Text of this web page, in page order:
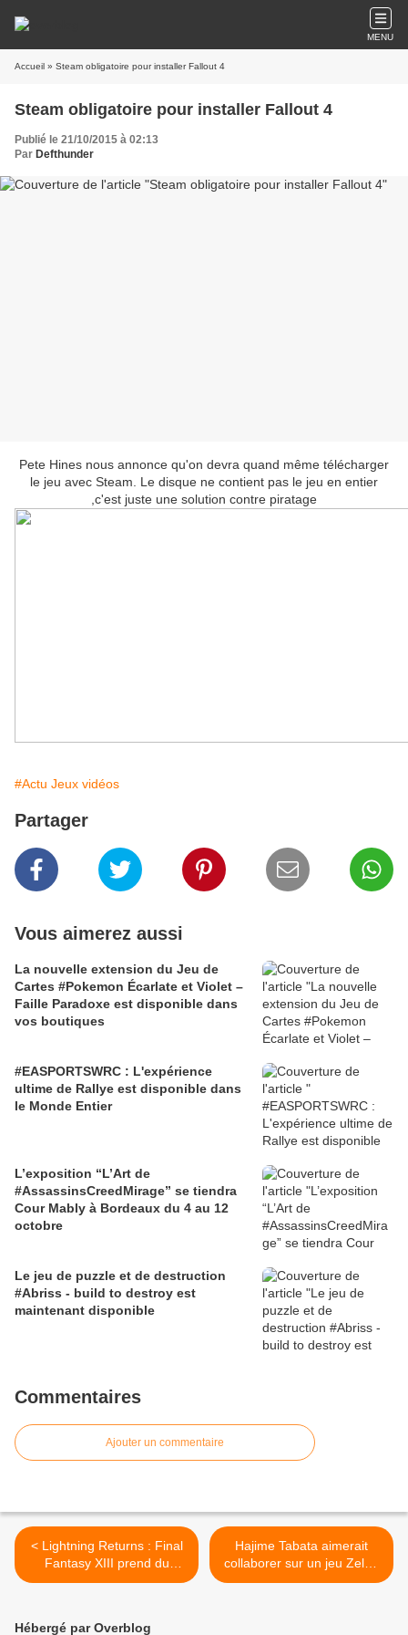
MENU
Accueil » Steam obligatoire pour installer Fallout 4
Steam obligatoire pour installer Fallout 4
Publié le 21/10/2015 à 02:13
Par Defthunder
Pete Hines nous annonce qu'on devra quand même télécharger
le jeu avec Steam. Le disque ne contient pas le jeu en entier
,c'est juste une solution contre piratage
#Actu Jeux vidéos
Partager
Vous aimerez aussi
La nouvelle extension du Jeu de
Cartes #Pokemon Écarlate et Violet –
Faille Paradoxe est disponible dans
vos boutiques
#EASPORTSWRC : L'expérience
ultime de Rallye est disponible dans
le Monde Entier
L’exposition “L’Art de
#AssassinsCreedMirage” se tiendra
Cour Mably à Bordeaux du 4 au 12
octobre
Le jeu de puzzle et de destruction
#Abriss - build to destroy est
maintenant disponible
Commentaires
Ajouter un commentaire
< Lightning Returns : Final
Fantasy XIII prend du
retard sur PC
Hajime Tabata aimerait
collaborer sur un jeu Zelda
>
Hébergé par Overblog